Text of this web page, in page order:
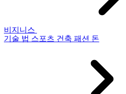
비지니스
기술 법 스포츠 건축 패션 돈